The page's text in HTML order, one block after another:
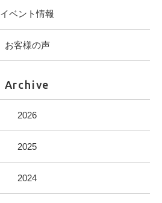
イベント情報
お客様の声
Archive
2026
2025
2024